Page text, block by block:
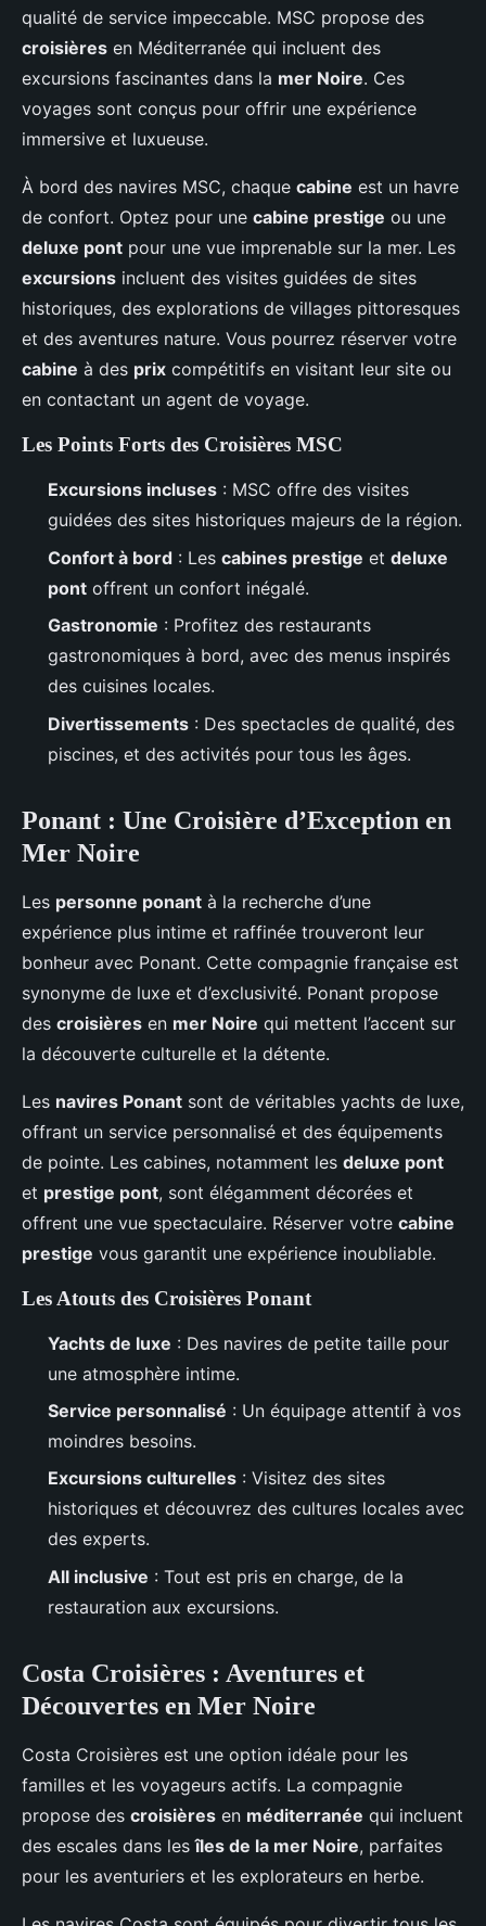
qualité de service impeccable. MSC propose des
croisières en Méditerranée qui incluent des
excursions fascinantes dans la mer Noire. Ces
voyages sont conçus pour offrir une expérience
immersive et luxueuse.
À bord des navires MSC, chaque cabine est un havre
de confort. Optez pour une cabine prestige ou une
deluxe pont pour une vue imprenable sur la mer. Les
excursions incluent des visites guidées de sites
historiques, des explorations de villages pittoresques
et des aventures nature. Vous pourrez réserver votre
cabine à des prix compétitifs en visitant leur site ou
en contactant un agent de voyage.
Les Points Forts des Croisières MSC
Excursions incluses : MSC offre des visites
guidées des sites historiques majeurs de la région.
Confort à bord : Les cabines prestige et deluxe
pont offrent un confort inégalé.
Gastronomie : Profitez des restaurants
gastronomiques à bord, avec des menus inspirés
des cuisines locales.
Divertissements : Des spectacles de qualité, des
piscines, et des activités pour tous les âges.
Ponant : Une Croisière d’Exception en
Mer Noire
Les personne ponant à la recherche d’une
expérience plus intime et raffinée trouveront leur
bonheur avec Ponant. Cette compagnie française est
synonyme de luxe et d’exclusivité. Ponant propose
des croisières en mer Noire qui mettent l’accent sur
la découverte culturelle et la détente.
Les navires Ponant sont de véritables yachts de luxe,
offrant un service personnalisé et des équipements
de pointe. Les cabines, notamment les deluxe pont
et prestige pont, sont élégamment décorées et
offrent une vue spectaculaire. Réserver votre cabine
prestige vous garantit une expérience inoubliable.
Les Atouts des Croisières Ponant
Yachts de luxe : Des navires de petite taille pour
une atmosphère intime.
Service personnalisé : Un équipage attentif à vos
moindres besoins.
Excursions culturelles : Visitez des sites
historiques et découvrez des cultures locales avec
des experts.
All inclusive : Tout est pris en charge, de la
restauration aux excursions.
Costa Croisières : Aventures et
Découvertes en Mer Noire
Costa Croisières est une option idéale pour les
familles et les voyageurs actifs. La compagnie
propose des croisières en méditerranée qui incluent
des escales dans lesîles de la mer Noire, parfaites
pour les aventuriers et les explorateurs en herbe.